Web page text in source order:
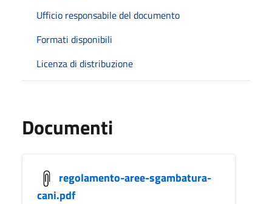
Ufficio responsabile del documento
Formati disponibili
Licenza di distribuzione
Documenti
regolamento-aree-sgambatura-
cani.pdf